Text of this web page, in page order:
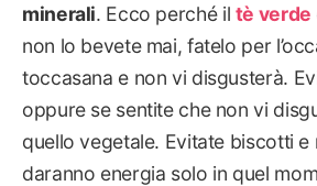
minerali. Ecco perché il tè verde
non lo bevete mai, fatelo per
toccasana e non vi disgusterà.
oppure se sentite che non vi
quello vegetale. Evitate biscotti e
daranno energia solo in quel